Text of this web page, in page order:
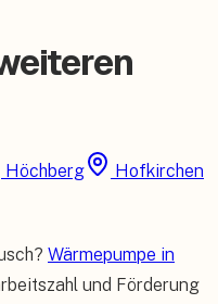
Höchberg
Hofkirchen
Wärmepumpe in
und Förderung